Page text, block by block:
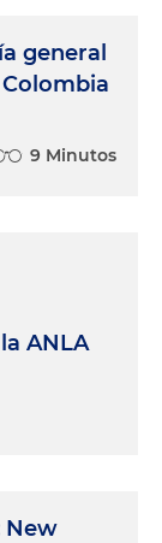
general
9 Minutos
ANLA
New